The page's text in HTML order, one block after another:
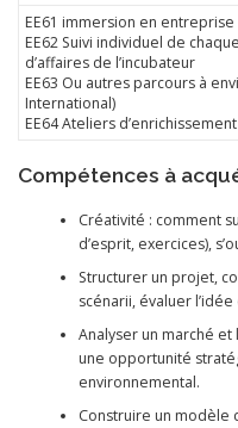
EE61 immersion en
EE62 Suivi individuel de
d’affaires de l’incubateur
EE63 Ou autres parcours à
International)
EE64 Ateliers
Compétences à
Créativité : comment
d’esprit, exercices),
Structurer un projet,
scénarii, évaluer
Analyser un marché
une opportunité
environnemental.
Construire un modèle